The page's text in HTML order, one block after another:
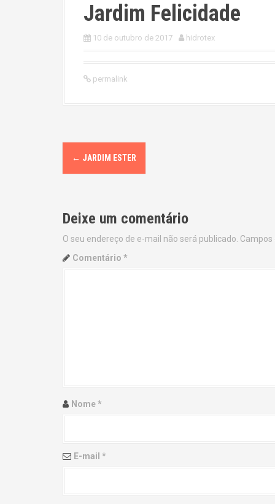
Jardim Felicidade
10 de outubro de 2017 hidrotex
permalink
P
o
t
n
n
← JARDIM ESTER
Deixe um comentário
O seu endereço de e-mail não será publicado.
Comentário *
Nome*
E-mail *